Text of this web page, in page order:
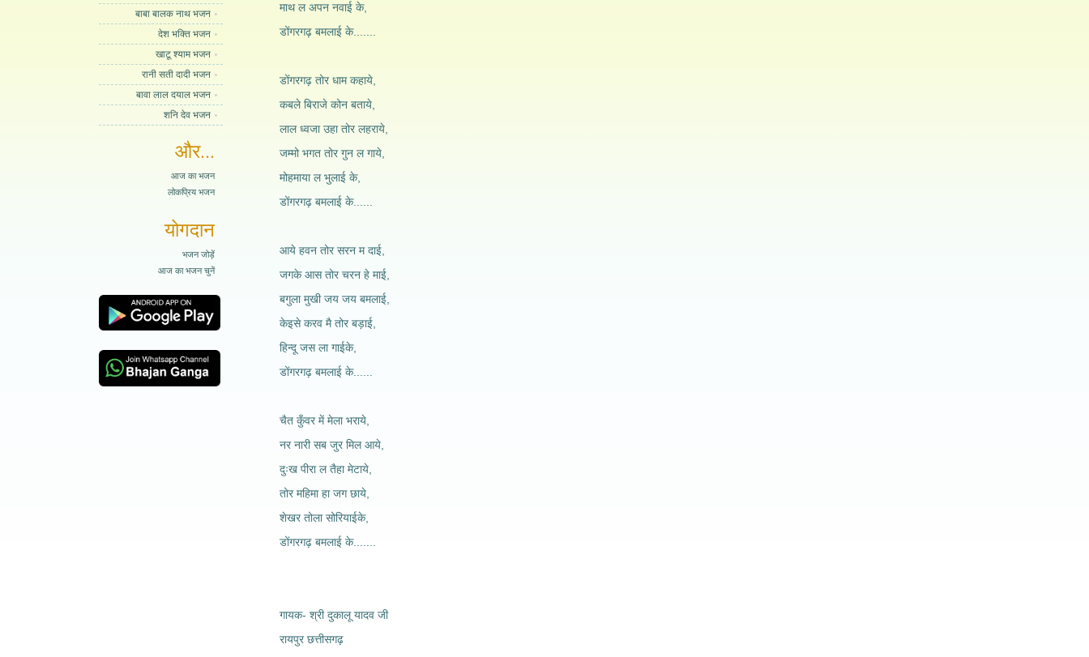
बाबा बालक नाथ भजन
देश भक्ति भजन
खाटू श्याम भजन
रानी सती दादी भजन
बावा लाल दयाल भजन
शनि देव भजन
और...
आज का भजन
लोकप्रिय भजन
योगदान
भजन जोड़ें
आज का भजन चुनें
माथ ल अपन नवाई के,
डोंगरगढ़ बमलाई के.......
डोंगरगढ़ तोर धाम कहाये,
कबले बिराजे कोन बताये,
लाल ध्वजा उहा तोर लहराये,
जम्मो भगत तोर गुन ल गाये,
मोहमाया ल भुलाई के,
डोंगरगढ़ बमलाई के......
आये हवन तोर सरन म दाई,
जगके आस तोर चरन हे माई,
बगुला मुखी जय जय बमलाई,
केइसे करव मै तोर बड़ाई,
हिन्दू जस ला गाईके,
डोंगरगढ़ बमलाई के......
चैत कुँवर में मेला भराये,
नर नारी सब जुर मिल आये,
दुःख पीरा ल तैहा मेटाये,
तोर महिमा हा जग छाये,
शेखर तोला सोरियाईके,
डोंगरगढ़ बमलाई के.......
गायक- श्री दुकालू यादव जी
रायपुर छत्तीसगढ़